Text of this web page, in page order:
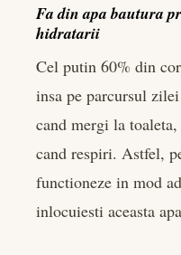
Fa din apa bautura
hidratarii
Cel putin 60% din
insa pe parcursul
cand mergi la
cand respiri. Astfel,
functioneze in mod
inlocuiesti aceasta